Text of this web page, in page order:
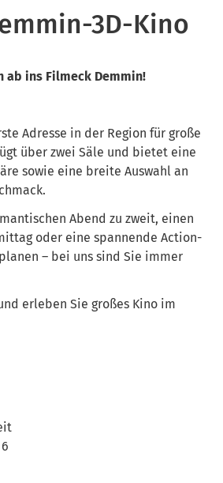
3D-Kino
ab ins Filmeck Demmin!
Adresse in der Region für große
über zwei Säle und bietet eine
sowie eine breite Auswahl an
Abend zu zweit, einen
oder eine spannende Action-
– bei uns sind Sie immer
erleben Sie großes Kino im